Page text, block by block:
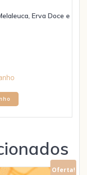
Erva Doce e
Oferta!